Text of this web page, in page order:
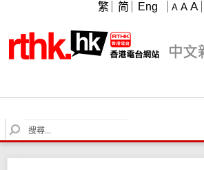
A A A
繁 简 Eng
S
e